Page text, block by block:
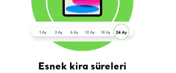
Esnek kira süreleri